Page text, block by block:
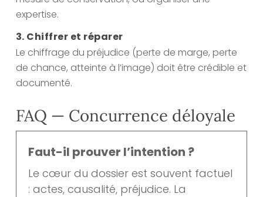
expertise.
3. Chiffrer et réparer
Le chiffrage du préjudice (perte de marge, perte
de chance, atteinte à l’image) doit être crédible et
documenté.
FAQ — Concurrence déloyale
Faut-il prouver l’intention ?
Le cœur du dossier est souvent factuel
: actes, causalité, préjudice. La